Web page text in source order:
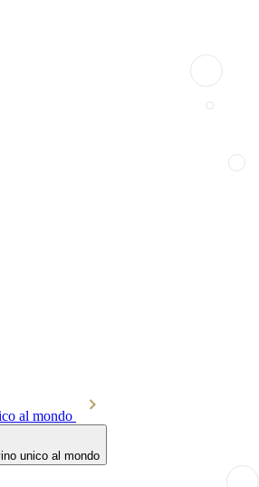
al mondo
unico al mondo